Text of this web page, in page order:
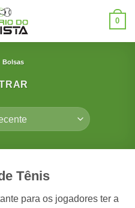
0
Bolsas
Tênis
para os jogadores ter a